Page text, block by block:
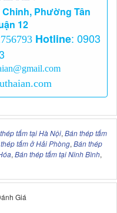
Phường Tân
12
Hotline: 0903
tấm tại Hà Nội, Bán thép tấm
tấm ở Hải Phòng, Bán thép
, Bán thép tấm tại Ninh Bình,
Giá